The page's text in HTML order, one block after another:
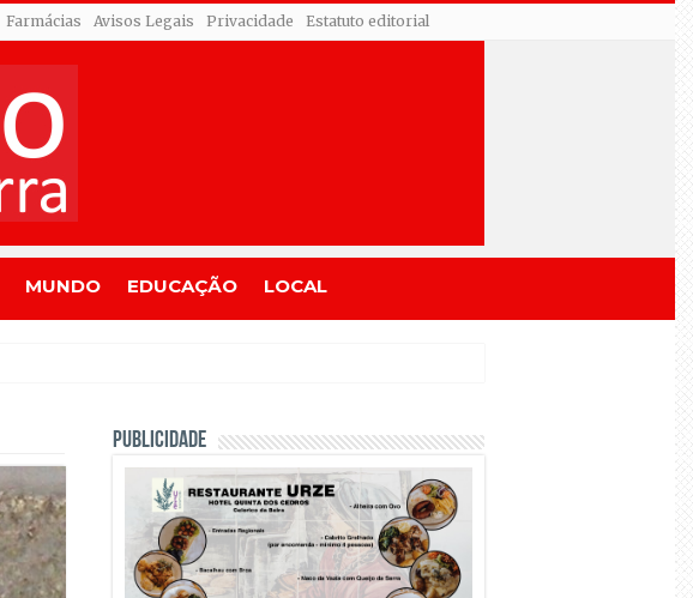
Farmácias Avisos Legais Privacidade Estatuto editorial
MUNDO EDUCAÇÃO LOCAL
PUBLICIDADE